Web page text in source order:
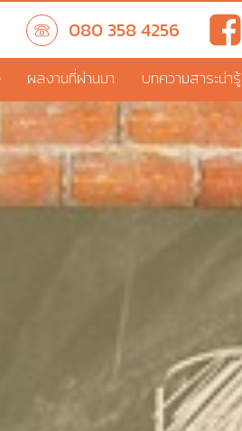
080 358 4256
ผลงานที่ผ่านมา บทความสาระน่ารู้